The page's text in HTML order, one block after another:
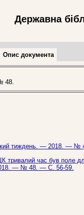
Державна
Опис документа
48.
тиждень. — 2018. —
тривалий час був поле
— № 48. — С. 56-59.